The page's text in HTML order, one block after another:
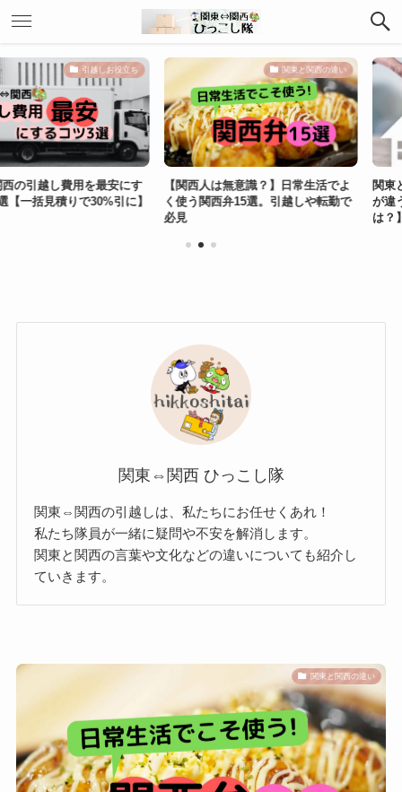
引越しお役立ち
し費用を最安にす
積りで30%引に】
関東と関西の違い
【関西人は無意識？】日常生活でよ
く使う関西弁15選。引越しや転勤で
関東と関西
が違う？【
関東⇔関西 ひっこし隊
関東⇔関西の引越しは、私たちにお任せくあれ！
私たち隊員が一緒に疑問や不安を解消します。
関東と関西の言葉や文化などの違いについても紹介し
ていきます。
関東と関西の違い